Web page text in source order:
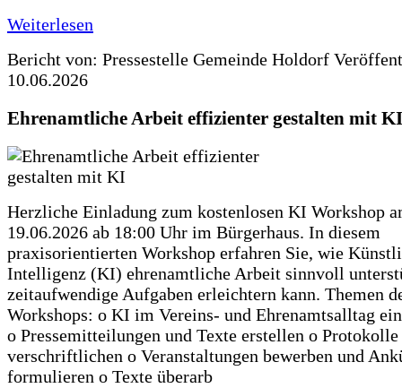
Weiterlesen
Bericht von: Pressestelle Gemeinde Holdorf
10.06.2026
Ehrenamtliche Arbeit effizienter gestalten mit KI
Herzliche Einladung zum kostenlosen KI Workshop
19.06.2026 ab 18:00 Uhr im Bürgerhaus. In diesem
praxisorientierten Workshop erfahren Sie, wie
Intelligenz (KI) ehrenamtliche Arbeit sinnvoll
zeitaufwendige Aufgaben erleichtern kann. Themen
Workshops: o KI im Vereins- und Ehrenamtsalltag
o Pressemitteilungen und Texte erstellen o
verschriftlichen o Veranstaltungen bewerben und
formulieren o Texte überarb